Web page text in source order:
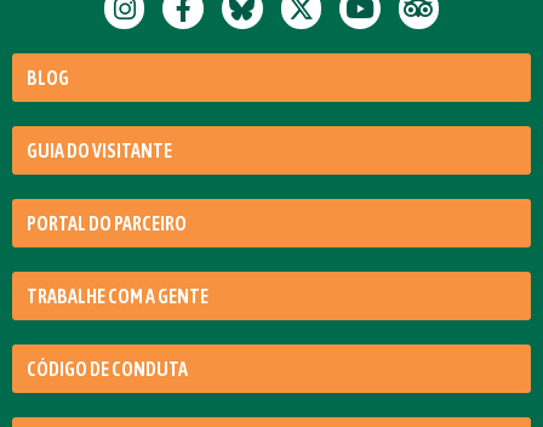
BLOG
GUIA DO VISITANTE
PORTAL DO PARCEIRO
TRABALHE COM A GENTE
CÓDIGO DE CONDUTA